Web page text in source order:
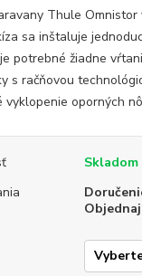
Thule
sa inštaluje
potrebné žiadne
s račňovou
vyklopenie oporných
Skladom